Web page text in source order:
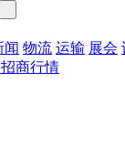
闻 物流 运输 展会
招商行情